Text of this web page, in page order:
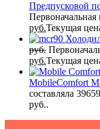
Предпусковой
Первоначальная
руб.Текущая
руб.
руб.Текущая
MobileComfort
составляла
руб..